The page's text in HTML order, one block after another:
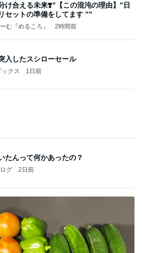
け合える未来❣️”【この混沌の理由】”⽇
セットの準備をしてます ””
む『めるころ』 2時間前
入したスシローセール
クス 1日前
たんって何かあったの？
グ 2日前